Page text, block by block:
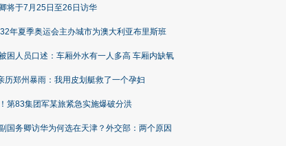
将于7月25日至26日访华
年夏季奥运会主办城市为澳大利亚布里斯班
困人员口述：车厢外水有一人多高 车厢内缺氧
历郑州暴雨：我用皮划艇救了一个孕妇
第83集团军某旅紧急实施爆破分洪
国务卿访华为何选在天津？外交部：两个原因